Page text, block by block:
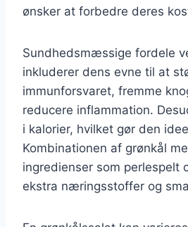
ønsker at forbedre deres
Sundhedsmæssige fordele
inkluderer dens evne til at
immunforsvaret, fremme
reducere inflammation.
i kalorier, hvilket gør den
Kombinationen af grønkål
ingredienser som perlespelt
ekstra næringsstoffer og